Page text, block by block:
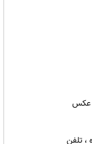
عکس
، تلفن